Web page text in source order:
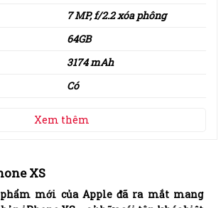
XS​
phẩm mới của Apple đã ra mắt mang
7 MP, f/2.2 xóa phông
64GB
3174 mAh
Có
Xem thêm